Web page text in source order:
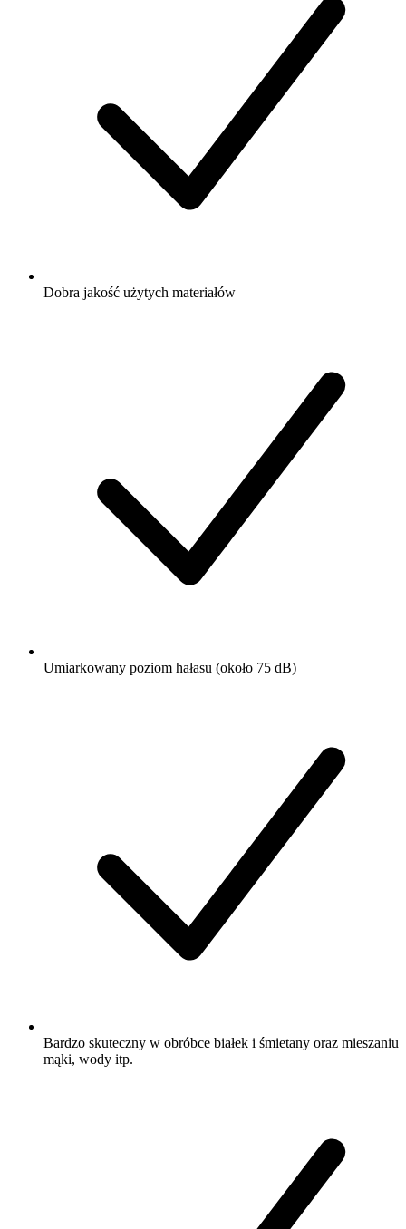
Dobra jakość użytych materiałów
Umiarkowany poziom hałasu (około 75 dB)
Bardzo skuteczny w obróbce białek i śmietany oraz mieszaniu
mąki, wody itp.